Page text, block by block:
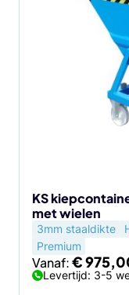
KS
met wielen
3mm staaldikte
Premium
Vanaf:€
Levertijd: 3-5
de
productpagina